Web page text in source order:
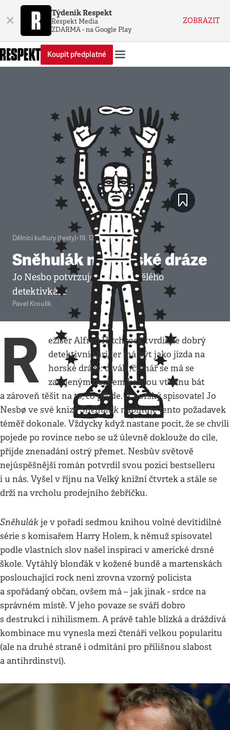
× Týdeník Respekt
Respekt Media
ZDARMA - na Google Play
ZOBRAZIT
Koupit předplatné
Dělníci kultury (texty)•19. 12. 2012•5minut
Sněhulák na horské dráze
Jo Nesbo potvrzuje pověst skvělého
detektivkáře
Pavel Kroulík
R
ežisér Alfred Hitchcock tvrdil, že dobrý
detektivní thriller má být jako jízda na
horské dráze: divák /čtenář se má se
zatajeným dechem každou vteřinu bát
a zároveň těšit na to, co přijde. A norský spisovatel Jo
Nesbø ve své knizeSněhuláknaplňuje tento požadavek
téměř dokonale. Vždycky když nastane pocit, že se chvíli
pojede po rovince nebo se už úlevně doklouže do cíle,
přijde znenadání ostrý přemet. Nesbův světově
nejúspěšnější román potvrdil svou pozici bestselleru
i u nás. Vyšel v říjnu na Velký knižní čtvrtek a stále se
drží na vrcholu prodejního žebříčku.
Sněhulákje v pořadí sedmou knihou volné devítidílné
série s komisařem Harry Holem, k němuž spisovatel
podle vlastních slov našel inspiraci v americké drsné
škole. Vytáhlý blonďák v kožené bundě a martenskách
poslouchající rock není zrovna vzorný policista
a spořádaný občan, ovšem má – jak jinak - srdce na
správném místě. V jeho povaze se sváří dobro
s destrukcí i nihilismem. A právě tahle blízká a dráždivá
kombinace mu vynesla mezi čtenáři velkou popularitu
(ale na druhé straně i odmítání pro přílišnou slabost
a antihrdinství).